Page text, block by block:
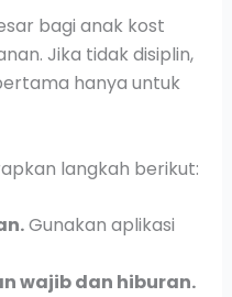
bagi anak kost
Jika tidak disiplin,
hanya untuk
langkah berikut:
Gunakan aplikasi
wajib dan hiburan.